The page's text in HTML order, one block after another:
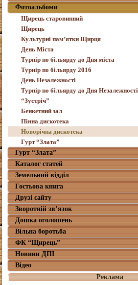
Фотоальбоми
Щирець старовинний
Щирець
Культурні пам’ятки Щирця
День Міста
Турнір по більярду до Дня міста
Турнір по більярду 2016
День Незалежності
Турнір по більярду до Дня Незалежності
“Зустріч”
Бенкетний зал
Пінна дискотека
Новорічна дискотека
Гурт “Злата”
Гурт “Злата”
Каталог статей
Земельний відділ
Гостьова книга
Друзі сайту
Зворотній зв’язок
Дошка оголошень
Вільна боротьба
ФК “Щирець”
Новини ДПІ
Відео
Реклама